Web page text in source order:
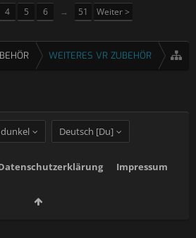
4 5 6 → 51 Weiter >
WEITERES VR ZUBEHÖR
Deutsch [Du]
Impressum